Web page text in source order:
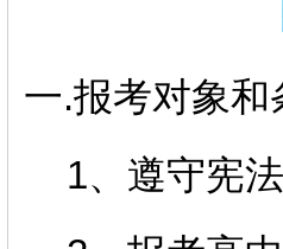
一.报考对象和
1、遵守宪法